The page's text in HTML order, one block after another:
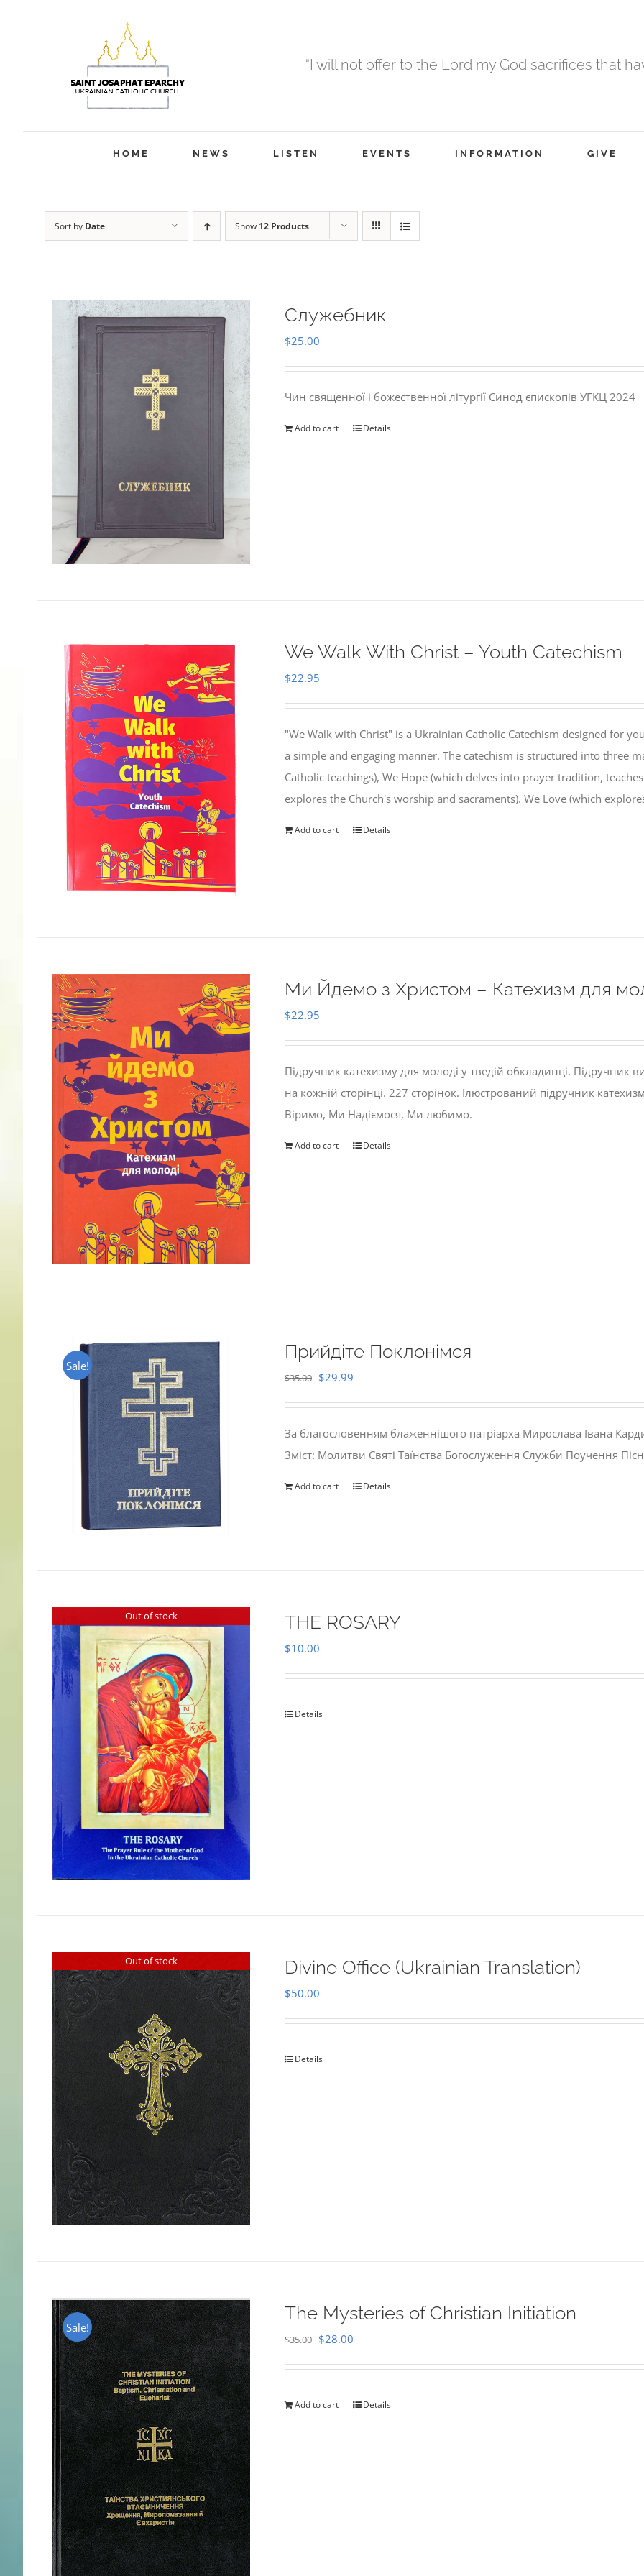
“I will not offer to the Lord my God sacrifices that
HOME NEWS LISTEN EVENTS INFORMATION GIVE
Sort by Date Show 12 Products
Служебник
$25.00
Чин священної і божественної літургії Синод єпископів УГКЦ 2024
Add to cart Details
We Walk With Christ – Youth Catechism
$22.95
"We Walk with Christ" is a Ukrainian Catholic Catechism designed for
a simple and engaging manner. The catechism is structured into three
Catholic teachings), We Hope (which delves into prayer tradition,
explores the Church's worship and sacraments). We Love (which
Add to cart Details
Ми Йдемо з Христом – Катехизм для
$22.95
Підручник катехизму для молоді у тведій обкладинці.
на кожній сторінці. 227 сторінок. Ілюстрований підручник
Віримо, Ми Надіємося, Ми любимо.
Add to cart Details
Sale!
Прийдіте Поклонімся
$35.00 Original
$35.00.
$29.99
$29.99.
За благословенням блаженнішого патріарха Мирослава Івана
Зміст: Молитви Святі Таїнства Богослуження Служби Поучення
Add to cart Details
Out of stock THE ROSARY
$10.00
Details
Out of stock Divine Office (Ukrainian Translation)
$50.00
Details
Sale!
The Mysteries of Christian Initiation
$35.00 Original
$35.00.
$28.00
$28.00.
Add to cart Details